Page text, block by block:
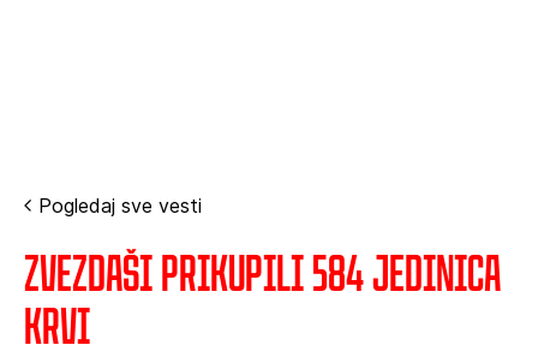
Pogledaj sve vesti
Zvezdaši prikupili 584 jedinica
krvi